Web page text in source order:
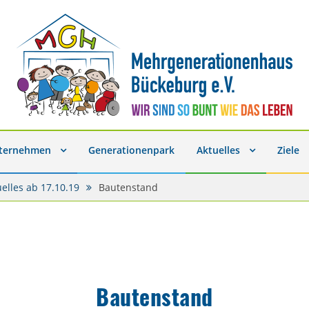
Generationenpark Aktuelles Ziele
ab 17.10.19 Bautenstand
Bautenstand